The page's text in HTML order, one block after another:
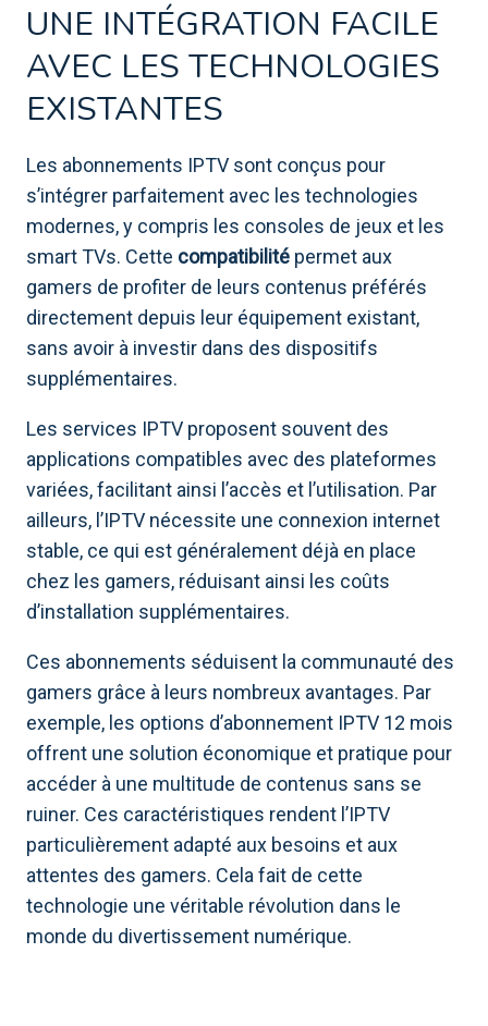
UNE INTÉGRATION FACILE
AVEC LES TECHNOLOGIES
EXISTANTES
Les abonnements IPTV sont conçus pour
s’intégrer parfaitement avec les technologies
modernes, y compris les consoles de jeux et les
smart TVs. Cette compatibilité permet aux
gamers de profiter de leurs contenus préférés
directement depuis leur équipement existant,
sans avoir à investir dans des dispositifs
supplémentaires.
Les services IPTV proposent souvent des
applications compatibles avec des plateformes
variées, facilitant ainsi l’accès et l’utilisation. Par
ailleurs, l’IPTV nécessite une connexion internet
stable, ce qui est généralement déjà en place
chez les gamers, réduisant ainsi les coûts
d’installation supplémentaires.
Ces abonnements séduisent la communauté des
gamers grâce à leurs nombreux avantages. Par
exemple, les options d’abonnement IPTV 12 mois
offrent une solution économique et pratique pour
accéder à une multitude de contenus sans se
ruiner. Ces caractéristiques rendent l’IPTV
particulièrement adapté aux besoins et aux
attentes des gamers. Cela fait de cette
technologie une véritable révolution dans le
monde du divertissement numérique.